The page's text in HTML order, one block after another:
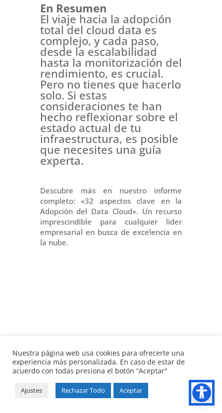
En Resumen
El viaje hacia la adopción
total del cloud data es
complejo, y cada paso,
desde la escalabilidad
hasta la monitorización del
rendimiento, es crucial.
Pero no tienes que hacerlo
solo. Si estas
consideraciones te han
hecho reflexionar sobre el
estado actual de tu
infraestructura, es posible
que necesites una guía
experta.
Descubre más en nuestro informe
completo: «32 aspectos clave en la
Adopción del Data Cloud». Un recurso
imprescindible para cualquier líder
empresarial en busca de excelencia en
la nube.
Nuestra página web usa cookies para ofrecerte una
experiencia más personalizada. En caso de estar de
acuerdo con todas presiona el botón “Aceptar"
Ajustes Rechazar Todo Aceptar